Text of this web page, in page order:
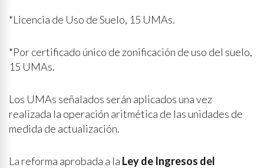
*Licencia de Uso de Suelo, 15 UMAs.
*Por certificado único de zonificación de uso del suelo,
15 UMAs.
Los UMAs señalados serán aplicados una vez
realizada la operación aritmética de las unidades de
medida de actualización.
La reforma aprobada a la Ley de Ingresos del